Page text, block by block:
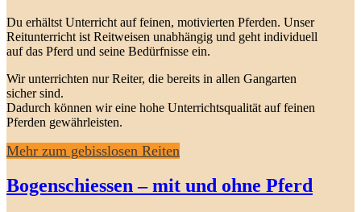
Du erhältst Unterricht auf feinen, motivierten Pferden. Unser
Reitunterricht ist Reitweisen unabhängig und geht individuell
auf das Pferd und seine Bedürfnisse ein.
Wir unterrichten nur Reiter, die bereits in allen Gangarten
sicher sind.
Dadurch können wir eine hohe Unterrichtsqualität auf feinen
Pferden gewährleisten.
Mehr zum gebisslosen Reiten
Bogenschiessen – mit und ohne Pferd